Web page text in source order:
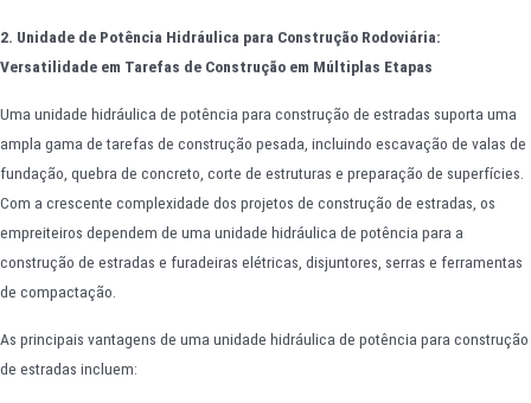
2. Unidade de Potência Hidráulica para Construção Rodoviária:
Versatilidade em Tarefas de Construção em Múltiplas Etapas
Uma unidade hidráulica de potência para construção de estradas suporta uma
ampla gama de tarefas de construção pesada, incluindo escavação de valas de
fundação, quebra de concreto, corte de estruturas e preparação de superfícies.
Com a crescente complexidade dos projetos de construção de estradas, os
empreiteiros dependem de uma unidade hidráulica de potência para a
construção de estradas e furadeiras elétricas, disjuntores, serras e ferramentas
de compactação.
As principais vantagens de uma unidade hidráulica de potência para construção
de estradas incluem: